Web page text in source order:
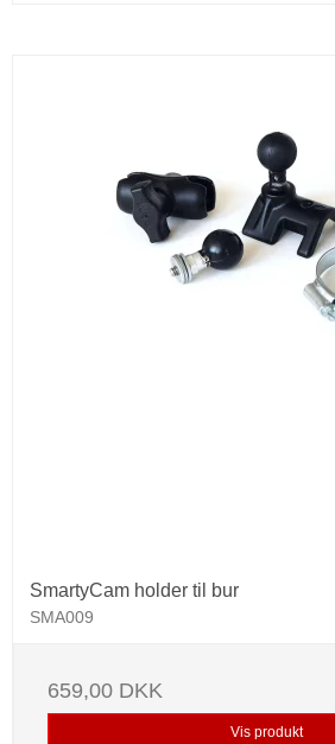
SmartyCam holder til bur
SMA009
659,00 DKK
Vis produkt